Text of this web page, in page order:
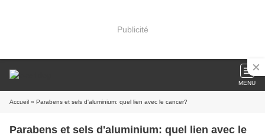
Publicité
MENU
Accueil » Parabens et sels d'aluminium: quel lien avec le cancer?
Parabens et sels d'aluminium: quel lien avec le